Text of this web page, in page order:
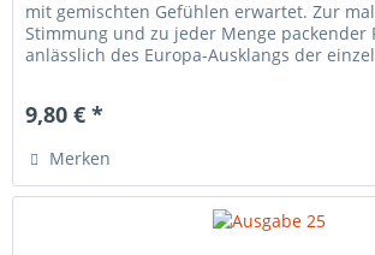
mit gemischten Gefühlen erwartet. Zur
Stimmung und zu jeder Menge packender
anlässlich des Europa-Ausklangs der
9,80 € *
Merken